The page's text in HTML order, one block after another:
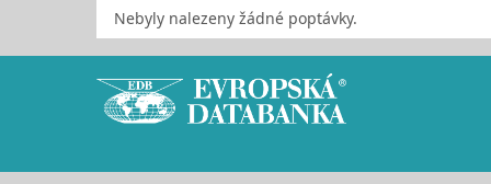
Nebyly nalezeny žádné poptávky.